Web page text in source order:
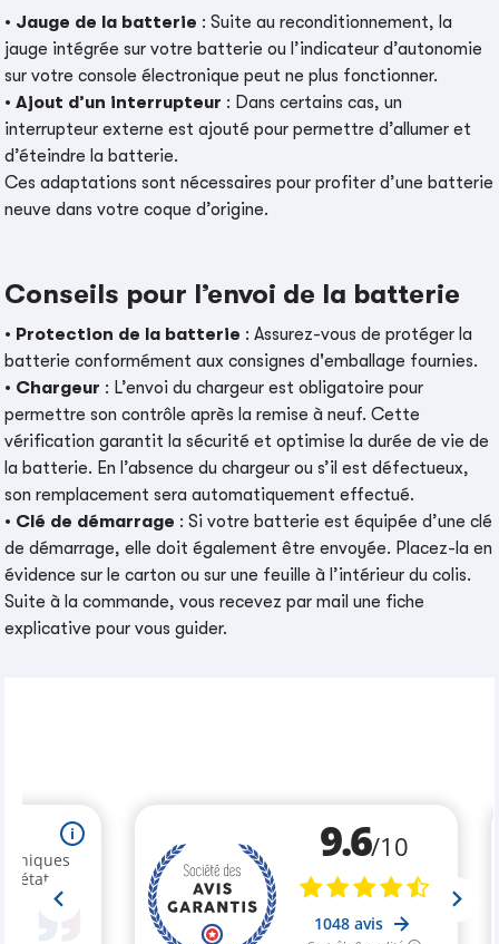
• Jauge de la batterie : Suite au reconditionnement, la
jauge intégrée sur votre batterie ou l’indicateur d’autonomie
sur votre console électronique peut ne plus fonctionner.
•Ajout d’un interrupteur : Dans certains cas, un
interrupteur externe est ajouté pour permettre d’allumer et
d’éteindre la batterie.
Ces adaptations sont nécessaires pour profiter d’une batterie
neuve dans votre coque d’origine.
Conseils pour l’envoi de la batterie
• Protection de la batterie : Assurez-vous de protéger la
batterie conformément aux consignes d'emballage fournies.
• Chargeur : L’envoi du chargeur est obligatoire pour
permettre son contrôle après la remise à neuf. Cette
vérification garantit la sécurité et optimise la durée de vie de
la batterie. En l’absence du chargeur ou s’il est défectueux,
son remplacement sera automatiquement effectué.
• Clé de démarrage : Si votre batterie est équipée d’une clé
de démarrage, elle doit également être envoyée. Placez-la en
évidence sur le carton ou sur une feuille à l’intérieur du colis.
Suite à la commande, vous recevez par mail une fiche
explicative pour vous guider.